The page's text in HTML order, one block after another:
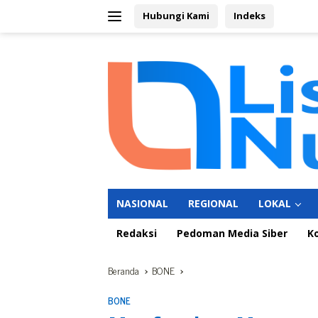
Hubungi Kami Indeks
NASIONAL REGIONAL LOKAL
Redaksi Pedoman Media Siber
Beranda BONE
BONE